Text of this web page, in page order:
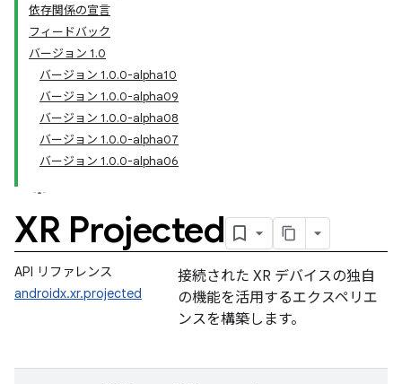
依存関係の宣言
フィードバック
バージョン 1.0
バージョン 1.0.0-alpha10
バージョン 1.0.0-alpha09
バージョン 1.0.0-alpha08
バージョン 1.0.0-alpha07
バージョン 1.0.0-alpha06
XR Projected
API リファレンス
androidx.xr.projected
接続された XR デバイスの独自
の機能を活用するエクスペリエ
ンスを構築します。